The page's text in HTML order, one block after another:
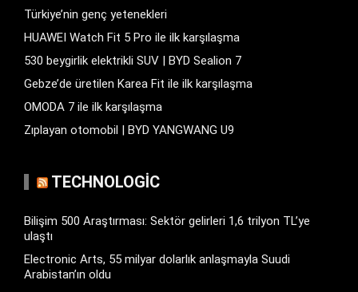
Türkiye’nin genç yetenekleri
HUAWEI Watch Fit 5 Pro ile ilk karşılaşma
530 beygirlik elektrikli SUV | BYD Sealion 7
Gebze’de üretilen Karea Fit ile ilk karşılaşma
OMODA 7 ile ilk karşılaşma
Zıplayan otomobil | BYD YANGWANG U9
TECHNOLOGIC
Bilişim 500 Araştırması: Sektör gelirleri 1,6 trilyon TL’ye
ulaştı
Electronic Arts, 55 milyar dolarlık anlaşmayla Suudi
Arabistan’ın oldu